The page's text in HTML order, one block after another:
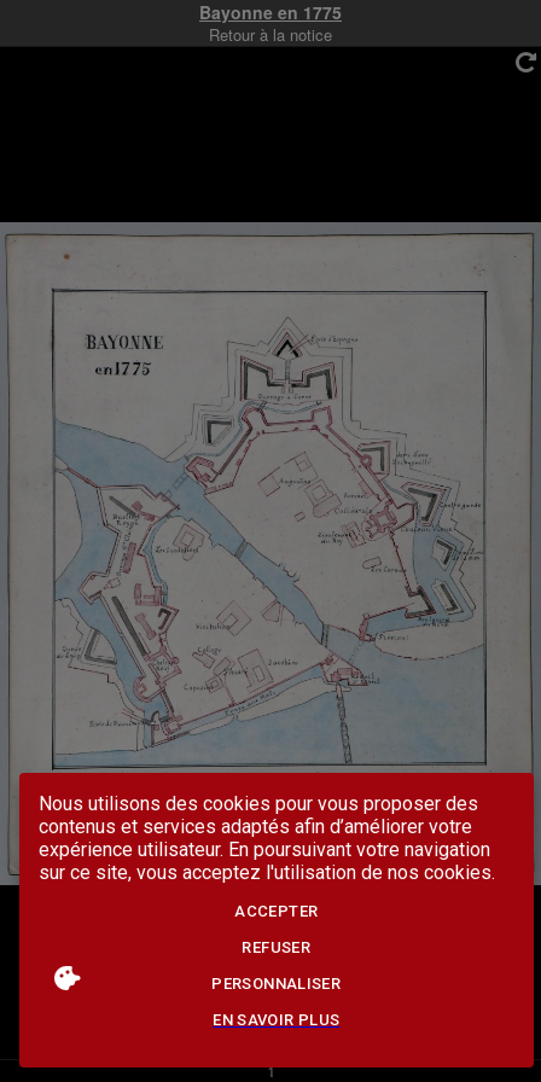
Nous utilisons des cookies pour vous proposer des
contenus et services adaptés afin d’améliorer votre
expérience utilisateur. En poursuivant votre navigation
sur ce site, vous acceptez l'utilisation de nos cookies.
ACCEPTER
REFUSER
PERSONNALISER
EN SAVOIR PLUS